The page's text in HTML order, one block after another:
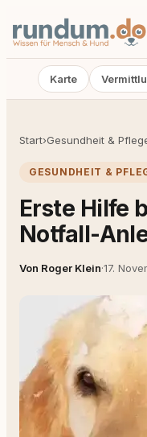
Karte
Start›Gesundheit &
GESUNDHEIT &
Erste Hilfe
Notfall-
Von Roger Klein·17.